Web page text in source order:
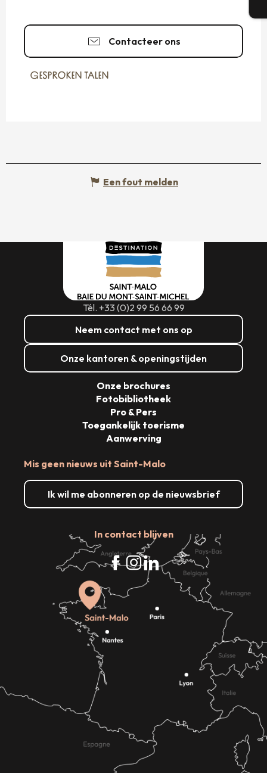
Contacteer ons
GESPROKEN TALEN
GESPROKEN TALEN
Een fout melden
Tél. +33 (0)2 99 56 66 99
Neem contact met ons op
Onze kantoren & openingstijden
Mis geen nieuws uit Saint-Malo
Ik wil me abonneren op de nieuwsbrief
In contact blijven
Onze brochures
Fotobibliotheek
Pro & Pers
Toegankelijk toerisme
Aanwerving